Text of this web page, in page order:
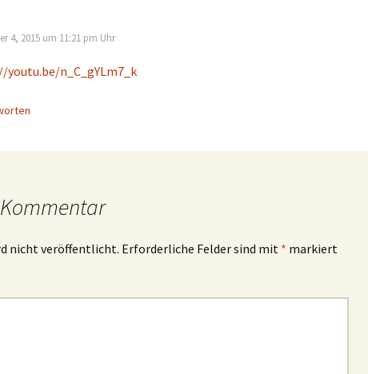
4, 2015 um 11:21 pm Uhr
n_C_gYLm7_k
nicht veröffentlicht. Erforderliche Felder sind mit * markiert